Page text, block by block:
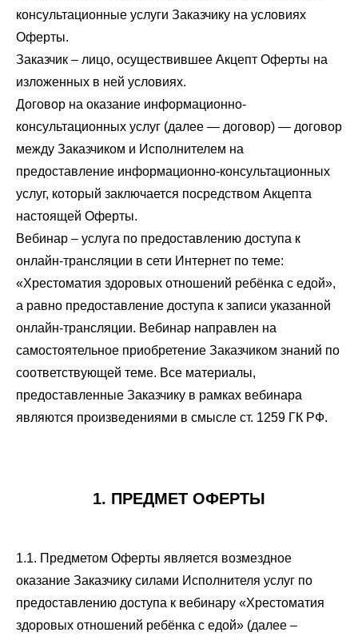
консультационные услуги Заказчику на условиях
Оферты.
Заказчик – лицо, осуществившее Акцепт Оферты на
изложенных в ней условиях.
Договор на оказание информационно-
консультационных услуг (далее — договор) — договор
между Заказчиком и Исполнителем на
предоставление информационно-консультационных
услуг, который заключается посредством Акцепта
настоящей Оферты.
Вебинар – услуга по предоставлению доступа к
онлайн-трансляции в сети Интернет по теме:
«Хрестоматия здоровых отношений ребёнка с едой»,
а равно предоставление доступа к записи указанной
онлайн-трансляции. Вебинар направлен на
самостоятельное приобретение Заказчиком знаний по
соответствующей теме. Все материалы,
предоставленные Заказчику в рамках вебинара
являются произведениями в смысле ст. 1259 ГК РФ.
1. ПРЕДМЕТ ОФЕРТЫ
1.1. Предметом Оферты является возмездное
оказание Заказчику силами Исполнителя услуг по
предоставлению доступа к вебинару «Хрестоматия
здоровых отношений ребёнка с едой» (далее –